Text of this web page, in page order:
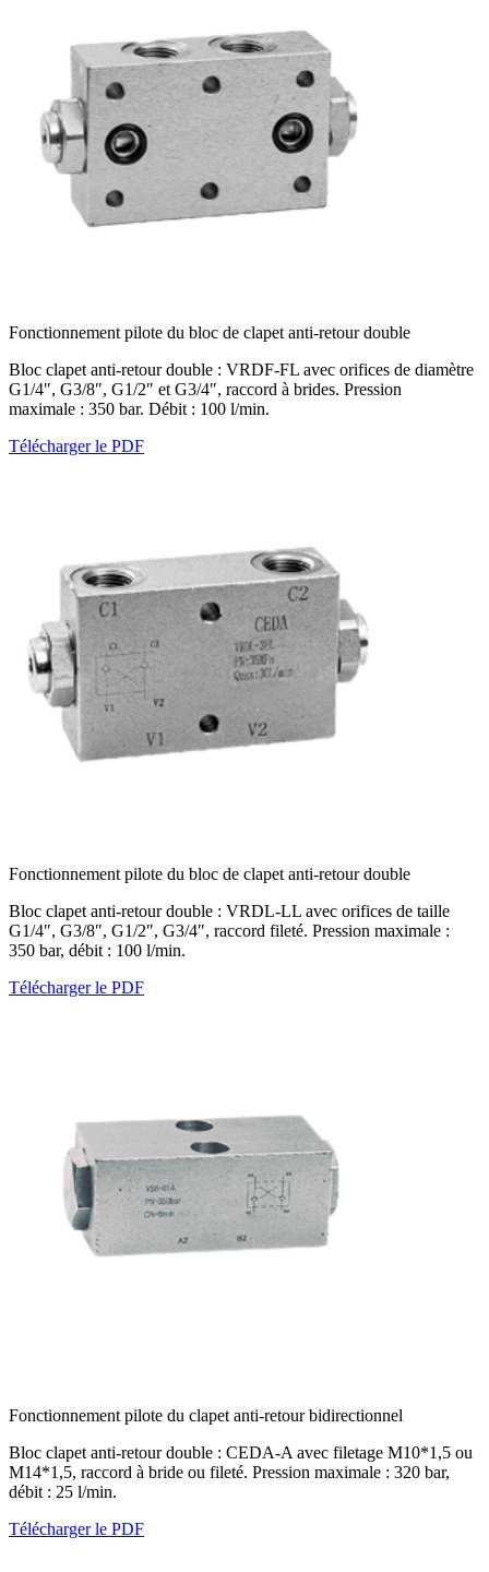
Fonctionnement pilote du bloc de clapet anti-retour double
Bloc clapet anti-retour double : VRDF-FL avec orifices de diamètre
G1/4″, G3/8″, G1/2″ et G3/4″, raccord à brides. Pression
maximale : 350 bar. Débit : 100 l/min.
Télécharger le PDF
Fonctionnement pilote du bloc de clapet anti-retour double
Bloc clapet anti-retour double : VRDL-LL avec orifices de taille
G1/4″, G3/8″, G1/2″, G3/4″, raccord fileté. Pression maximale :
350 bar, débit : 100 l/min.
Télécharger le PDF
Fonctionnement pilote du clapet anti-retour bidirectionnel
Bloc clapet anti-retour double : CEDA-A avec filetage M10*1,5 ou
M14*1,5, raccord à bride ou fileté. Pression maximale : 320 bar,
débit : 25 l/min.
Télécharger le PDF